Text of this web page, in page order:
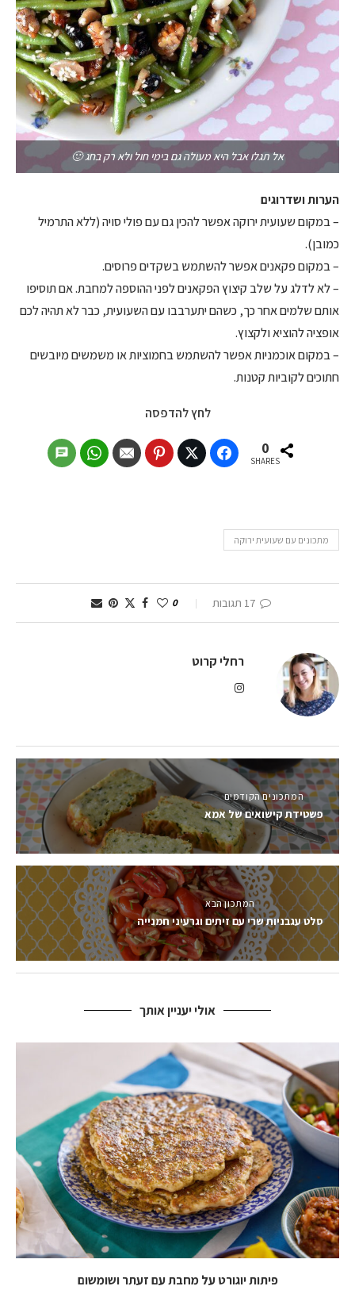
אל תגלו אבל היא מעולה גם בימי חול ולא רק בחג 🙂
הערות ושדרוגים
– במקום שעועית ירוקה אפשר להכין גם עם פולי סויה (ללא התרמיל
כמובן).
– במקום פקאנים אפשר להשתמש בשקדים פרוסים.
– לא לדלג על שלב קיצוץ הפקאנים לפני ההוספה למחבת. אם תוסיפו
אותם שלמים אחר כך, כשהם יתערבבו עם השעועית, כבר לא תהיה לכם
אופציה להוציא ולקצוץ.
– במקום אוכמניות אפשר להשתמש בחמוציות או משמשים מיובשים
חתוכים לקוביות קטנות.
לחץ להדפסה
0
SHARES
מתכונים עם שעועית ירוקה
17 תגובות 0
רחלי קרוט
המתכונים הקודמים
פשטידת קישואים של אמא
המתכון הבא
סלט עגבניות שרי עם זיתים וגרעיני חמנייה
אולי יעניין אותך
פיתות יוגורט על מחבת עם זעתר ושומשום